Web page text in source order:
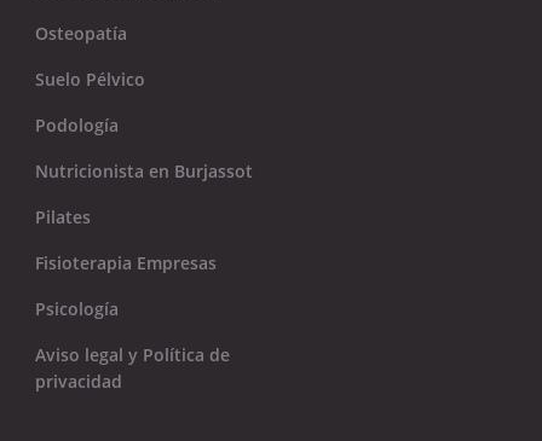
Osteopatía
Suelo Pélvico
Podología
Nutricionista en Burjassot
Pilates
Fisioterapia Empresas
Psicología
Aviso legal y Política de
privacidad